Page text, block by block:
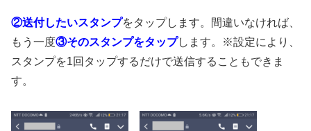
②送付したいスタンプをタップします。間違いなければ、
もう一度③そのスタンプをタップします。※設定により、
スタンプを1回タップするだけで送信することもできま
す。